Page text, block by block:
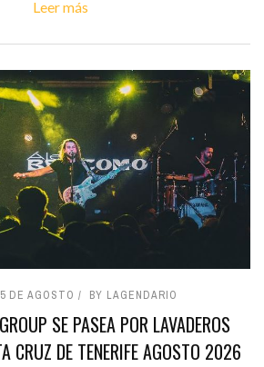
Leer más
5 DE AGOSTO BY LAGENDARIO
SE PASEA POR LAVADEROS
CRUZ DE TENERIFE AGOSTO 2026